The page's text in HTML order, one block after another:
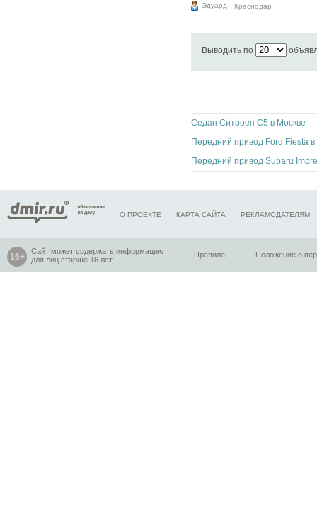
Эдуард Краснодар
Выводить по
Седан Ситроен С5 в Москве
О ПРОЕКТЕ КАРТА САЙТА РЕКЛАМОДАТЕЛЯМ
Сайт может содержать информацию
для лиц старше 16 лет
Правила Положение о